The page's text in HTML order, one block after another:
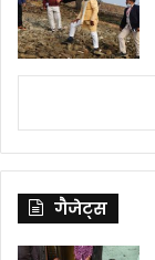
गैजेट्स